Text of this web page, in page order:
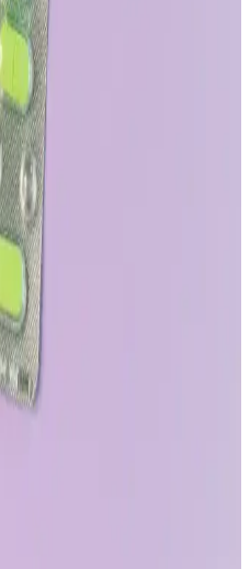
karşılaşılan kalite sorunları,
teknikleriyle nasıl aşılır.
için yöntemler sunuluyor.
Dünyasında
Bilgi
avantajları ve sezonlara
içerir.
Konfor ve Şıklığın
sunan erkek beli lastikli
fiyatlarıyla modern yaşamın
Kalite, Fiyatlandırma
Kapsamlı İnceleme